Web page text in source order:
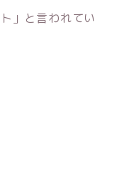
」と言われてい